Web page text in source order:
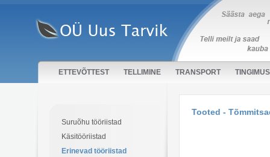
ETTEVÕTTEST TELLIMINE TRANSPORT
Suruõhu tööriistad
Käsitööriistad
Erinevad tööriistad
Tooted -